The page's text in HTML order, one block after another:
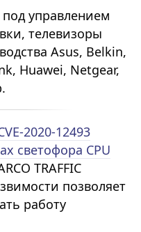
управлением
телевизоры
Asus, Belkin,
Huawei, Netgear,
2020-12493
светофора CPU
TRAFFIC
позволяет
работу